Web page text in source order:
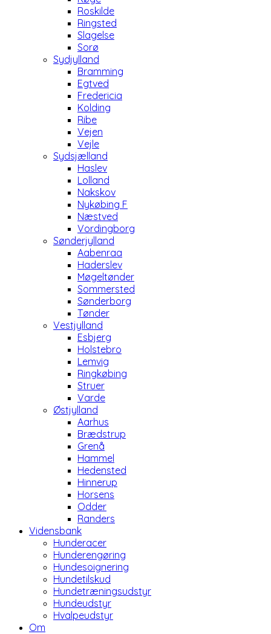
Roskilde
Ringsted
Slagelse
Sorø
Sydjylland
Bramming
Egtved
Fredericia
Kolding
Ribe
Vejen
Vejle
Sydsjælland
Haslev
Lolland
Nakskov
Nykøbing F
Næstved
Vordingborg
Sønderjylland
Aabenraa
Haderslev
Møgeltønder
Sommersted
Sønderborg
Tønder
Vestjylland
Esbjerg
Holstebro
Lemvig
Ringkøbing
Struer
Varde
Østjylland
Aarhus
Brædstrup
Grenå
Hammel
Hedensted
Hinnerup
Horsens
Odder
Randers
Vidensbank
Hunderacer
Hunderengøring
Hundesoignering
Hundetilskud
Hundetræningsudstyr
Hundeudstyr
Hvalpeudstyr
Om